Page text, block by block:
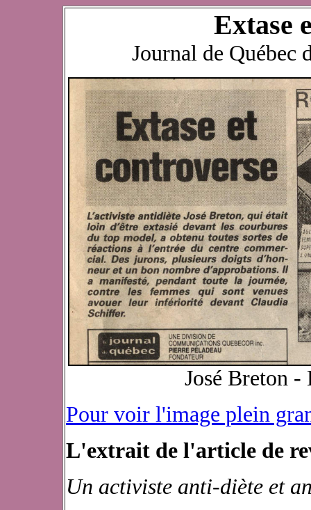
Extase
Journal de Québec
José Breton -
Pour voir l'image plein
L'extrait de l'article de
Un activiste anti-diète et